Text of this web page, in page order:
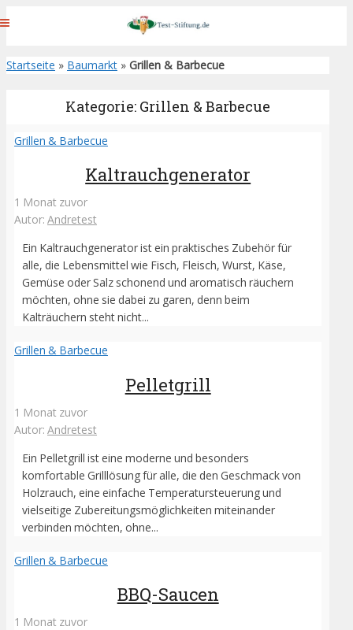
Startseite » Baumarkt » Grillen & Barbecue
Kategorie: Grillen & Barbecue
Grillen & Barbecue
Kaltrauchgenerator
1 Monat zuvor
Autor: Andretest
Ein Kaltrauchgenerator ist ein praktisches Zubehör für
alle, die Lebensmittel wie Fisch, Fleisch, Wurst, Käse,
Gemüse oder Salz schonend und aromatisch räuchern
möchten, ohne sie dabei zu garen, denn beim
Kalträuchern steht nicht...
Grillen & Barbecue
Pelletgrill
1 Monat zuvor
Autor: Andretest
Ein Pelletgrill ist eine moderne und besonders
komfortable Grilllösung für alle, die den Geschmack von
Holzrauch, eine einfache Temperatursteuerung und
vielseitige Zubereitungsmöglichkeiten miteinander
verbinden möchten, ohne...
Grillen & Barbecue
BBQ-Saucen
1 Monat zuvor